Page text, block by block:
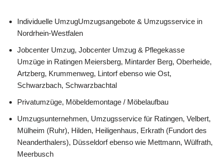
Individuelle UmzugUmzugsangebote & Umzugsservice in
Nordrhein-Westfalen
Jobcenter Umzug, Jobcenter Umzug & Pflegekasse
Umzüge in Ratingen Meiersberg, Mintarder Berg, Oberheide,
Artzberg, Krummenweg, Lintorf ebenso wie Ost,
Schwarzbach, Schwarzbachtal
Privatumzüge, Möbeldemontage / Möbelaufbau
Umzugsunternehmen, Umzugsservice für Ratingen, Velbert,
Mülheim (Ruhr), Hilden, Heiligenhaus, Erkrath (Fundort des
Neanderthalers), Düsseldorf ebenso wie Mettmann, Wülfrath,
Meerbusch